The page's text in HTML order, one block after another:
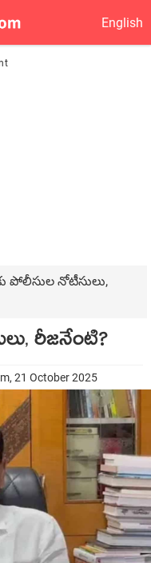
English
పోలీసుల నోటీసులు,
రీజనేంటి?
21 October 2025